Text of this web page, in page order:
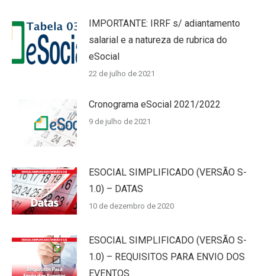
IMPORTANTE: IRRF s/ adiantamento
salarial e a natureza de rubrica do
eSocial
22 de julho de 2021
Cronograma eSocial 2021/2022
9 de julho de 2021
ESOCIAL SIMPLIFICADO (VERSÃO S-
1.0) – DATAS
10 de dezembro de 2020
ESOCIAL SIMPLIFICADO (VERSÃO S-
1.0) – REQUISITOS PARA ENVIO DOS
EVENTOS